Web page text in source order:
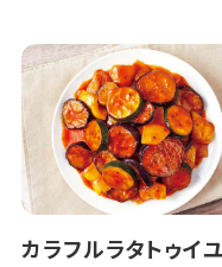
カラフルラタトゥイユ